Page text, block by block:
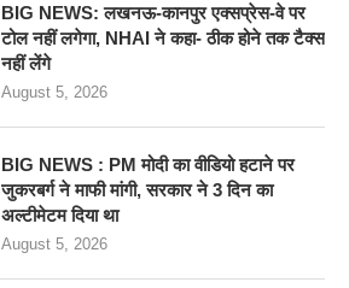
BIG NEWS: लखनऊ-कानपुर एक्सप्रेस-वे पर
टोल नहीं लगेगा, NHAI ने कहा- ठीक होने तक टैक्स
नहीं लेंगे
August 5, 2026
BIG NEWS : PM मोदी का वीडियो हटाने पर
जुकरबर्ग ने माफी मांगी, सरकार ने 3 दिन का
अल्टीमेटम दिया था
August 5, 2026